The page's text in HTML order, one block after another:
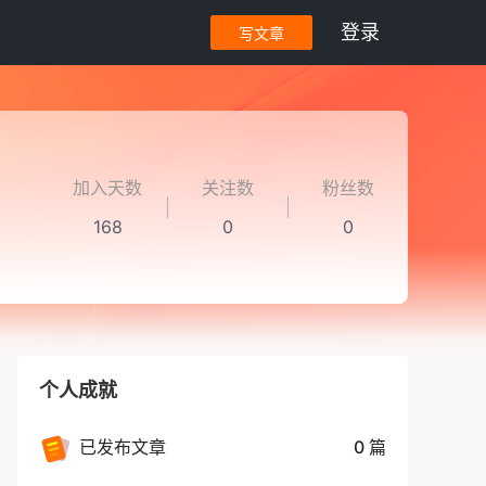
写文章 登录
加入天数
168
关注数
0
粉丝数
0
个人成就
已发布文章 0 篇